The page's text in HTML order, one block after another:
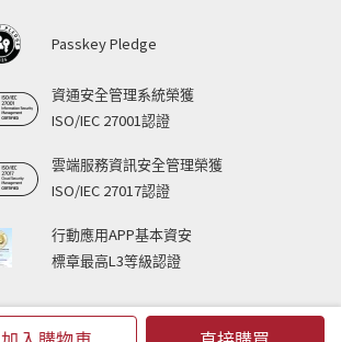
Passkey Pledge
資通安全管理系統榮獲
ISO/IEC 27001認證
雲端服務資訊安全管理榮獲
ISO/IEC 27017認證
行動應用APP基本資安
標章最高L3等級認證